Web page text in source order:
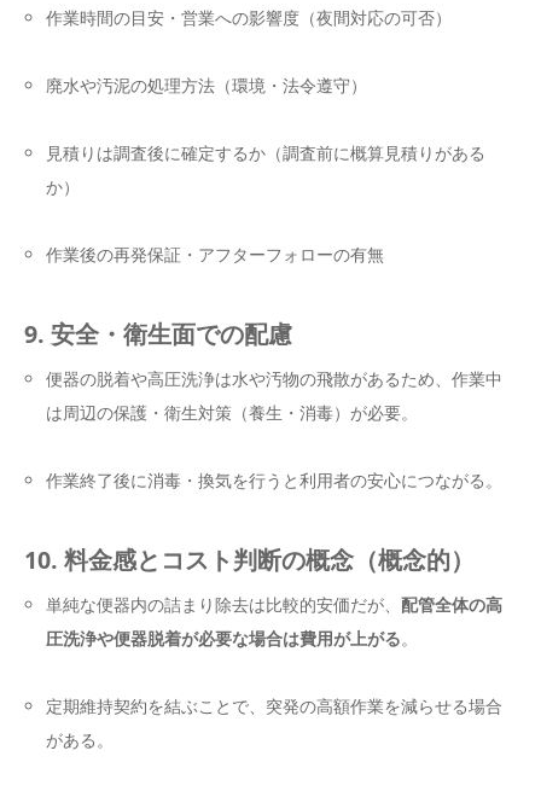
作業時間の目安・営業への影響度（夜間対応の可否）
廃水や汚泥の処理方法（環境・法令遵守）
見積りは調査後に確定するか（調査前に概算見積りがある
か）
作業後の再発保証・アフターフォローの有無
9. 安全・衛生面での配慮
便器の脱着や高圧洗浄は水や汚物の飛散があるため、作業中
は周辺の保護・衛生対策（養生・消毒）が必要。
作業終了後に消毒・換気を行うと利用者の安心につながる。
10. 料金感とコスト判断の概念（概念的）
単純な便器内の詰まり除去は比較的安価だが、配管全体の高
圧洗浄や便器脱着が必要な場合は費用が上がる。
定期維持契約を結ぶことで、突発の高額作業を減らせる場合
がある。